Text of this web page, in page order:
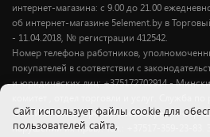
интернет-магазина: с 9.00 до 21.00
об интернет-магазине 5element.by в
- 11.04.2018, № регистрации 412542.
Номер телефона работников,
покупателей в соответствии с
и юридических лиц: +375172702914 -
«ПАТИО» (по вопросам рассмотрения
нарушении их прав): Тел.: +37517-359-23-83.
Cайт использует файлы cookie для
пользователей сайта,